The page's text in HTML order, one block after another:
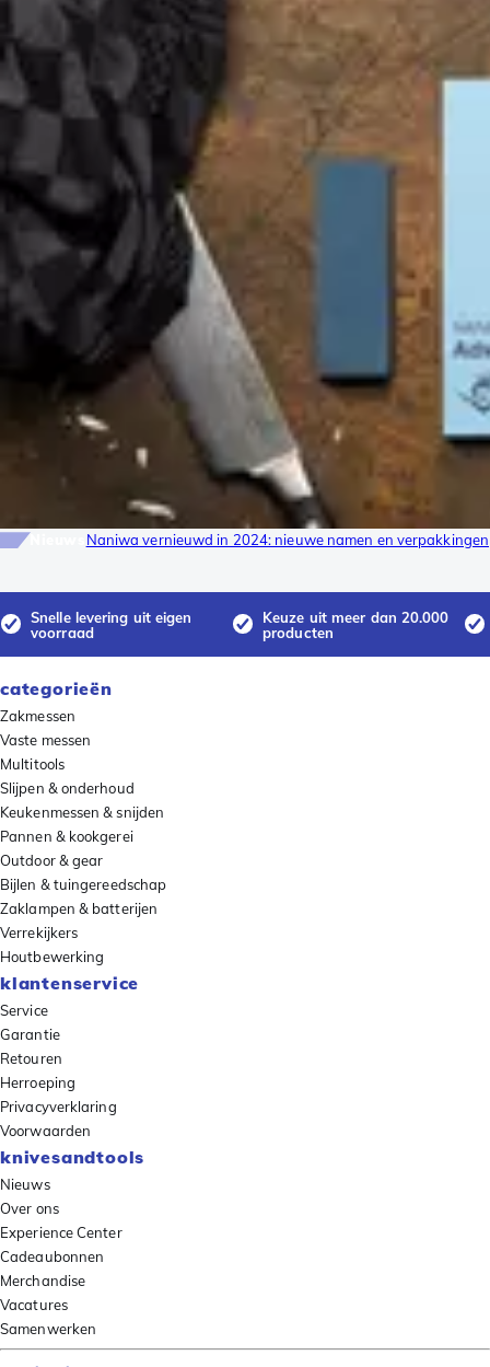
Naniwa vernieuwd in 2024: nieuwe namen en verpakkingen
Snelle levering uit eigen
voorraad
Keuze uit meer dan 20.000
producten
categorieën
Zakmessen
Vaste messen
Multitools
Slijpen & onderhoud
Keukenmessen & snijden
Pannen & kookgerei
Outdoor & gear
Bijlen & tuingereedschap
Zaklampen & batterijen
Verrekijkers
Houtbewerking
klantenservice
Service
Garantie
Retouren
Herroeping
Privacyverklaring
Voorwaarden
knivesandtools
Nieuws
Over ons
Experience Center
Cadeaubonnen
Merchandise
Vacatures
Samenwerken